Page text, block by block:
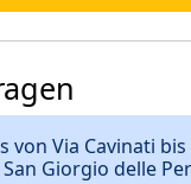
von Via Cavinati bis
Giorgio delle